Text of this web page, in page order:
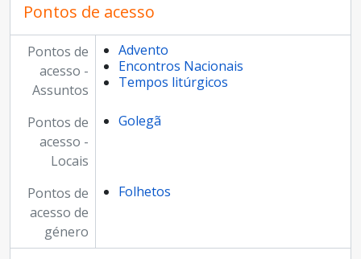
Pontos de acesso
Pontos de
acesso -
Assuntos
Advento
Encontros Nacionais
Tempos litúrgicos
Pontos de
acesso -
Locais
Golegã
Pontos de
acesso de
género
Folhetos